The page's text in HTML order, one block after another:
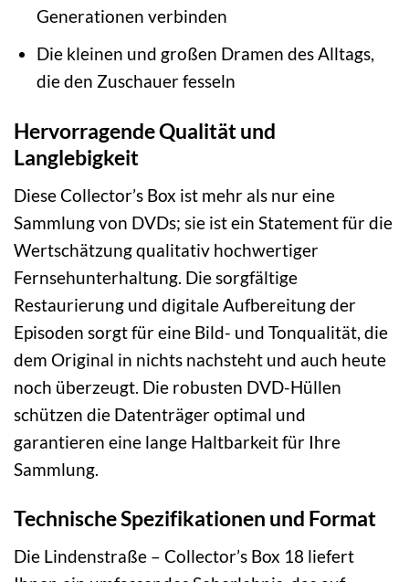
Generationen verbinden
Die kleinen und großen Dramen des Alltags,
die den Zuschauer fesseln
Hervorragende Qualität und
Langlebigkeit
Diese Collector’s Box ist mehr als nur eine
Sammlung von DVDs; sie ist ein Statement für die
Wertschätzung qualitativ hochwertiger
Fernsehunterhaltung. Die sorgfältige
Restaurierung und digitale Aufbereitung der
Episoden sorgt für eine Bild- und Tonqualität, die
dem Original in nichts nachsteht und auch heute
noch überzeugt. Die robusten DVD-Hüllen
schützen die Datenträger optimal und
garantieren eine lange Haltbarkeit für Ihre
Sammlung.
Technische Spezifikationen und Format
Die Lindenstraße – Collector’s Box 18 liefert